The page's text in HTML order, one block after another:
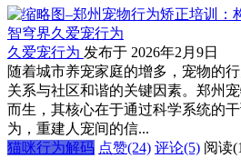
久爱宠行为 发布于 2026年2月9日
随着城市养宠家庭的增多，宠物的
关系与社区和谐的关键因素。郑州
而生，其核心在于通过科学系统的
为，重建人宠间的信...
猫咪行为解码 点赞(24) 评论(5) 阅读